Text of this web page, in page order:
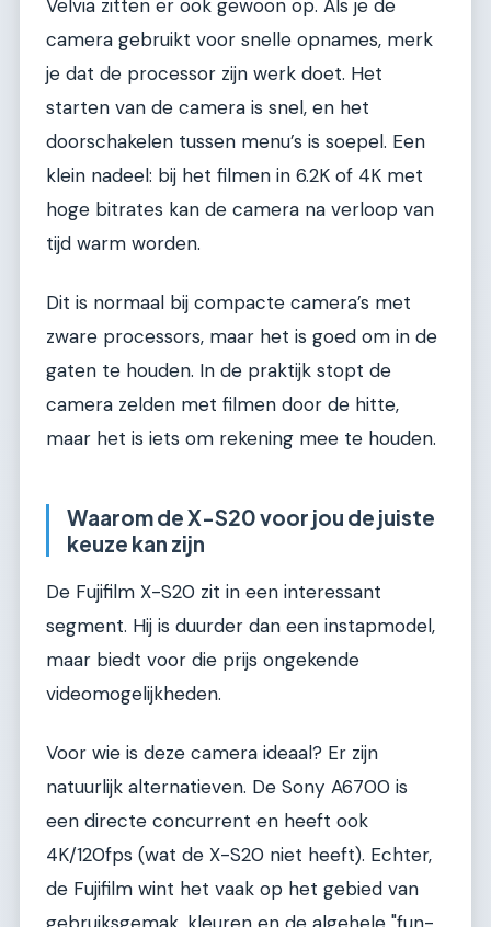
Velvia zitten er ook gewoon op. Als je de
camera gebruikt voor snelle opnames, merk
je dat de processor zijn werk doet. Het
starten van de camera is snel, en het
doorschakelen tussen menu’s is soepel. Een
klein nadeel: bij het filmen in 6.2K of 4K met
hoge bitrates kan de camera na verloop van
tijd warm worden.
Dit is normaal bij compacte camera’s met
zware processors, maar het is goed om in de
gaten te houden. In de praktijk stopt de
camera zelden met filmen door de hitte,
maar het is iets om rekening mee te houden.
Waarom de X-S20 voor jou de juiste
keuze kan zijn
De Fujifilm X-S20 zit in een interessant
segment. Hij is duurder dan een instapmodel,
maar biedt voor die prijs ongekende
videomogelijkheden.
Voor wie is deze camera ideaal? Er zijn
natuurlijk alternatieven. De Sony A6700 is
een directe concurrent en heeft ook
4K/120fps (wat de X-S20 niet heeft). Echter,
de Fujifilm wint het vaak op het gebied van